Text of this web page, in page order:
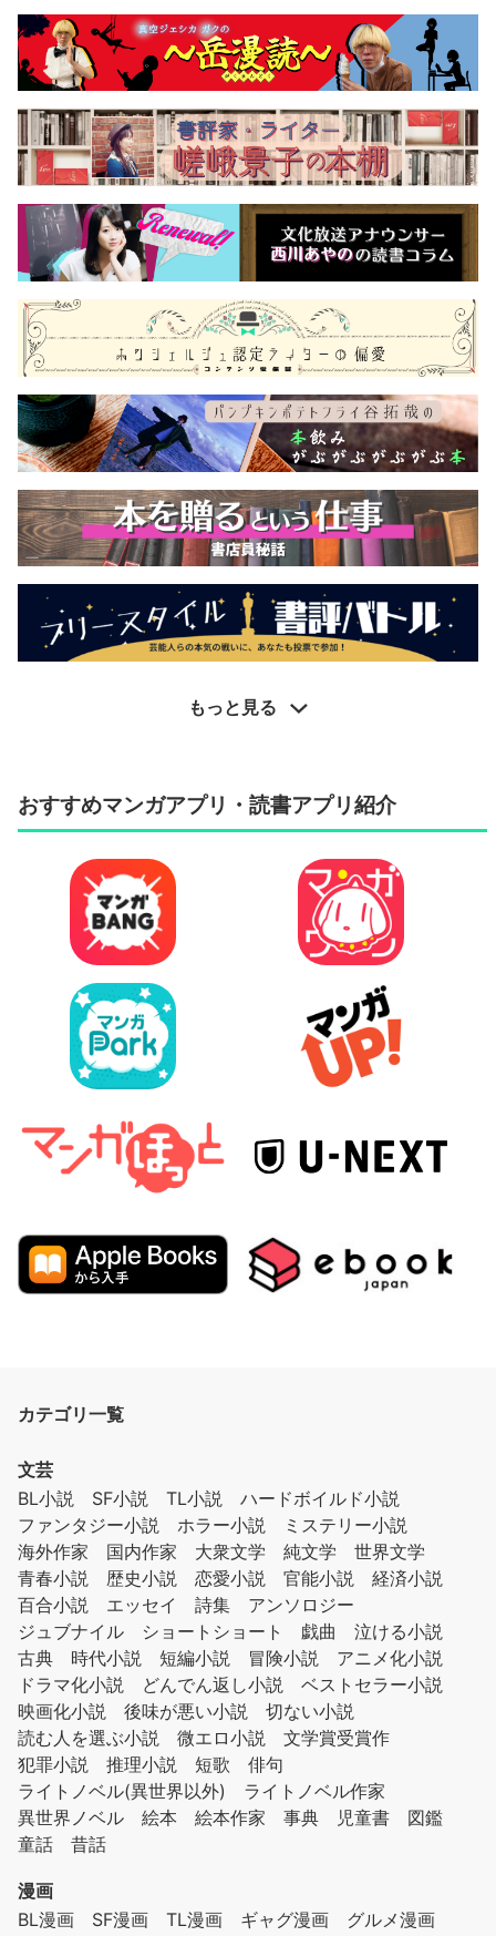
もっと見る
おすすめマンガアプリ・読書アプリ紹介
カテゴリ一覧
文芸
BL小説
SF小説 TL小説
ハードボイルド小説
ファンタジー小説
ホラー小説
ミステリー小説
海外作家
国内作家 大衆文学 純文学
世界文学
青春小説
歴史小説 恋愛小説 官能小説
経済小説
百合小説
エッセイ 詩集
アンソロジー
ジュブナイル
ショートショート 戯曲
泣ける小説
古典
時代小説 短編小説 冒険小説
アニメ化小説
ドラマ化小説
どんでん返し小説
ベストセラー小説
映画化小説
後味が悪い小説
切ない小説
読む人を選ぶ小説
微エロ小説
文学賞受賞作
犯罪小説
推理小説 短歌
俳句
ライトノベル(異世界以外)
ライトノベル作家
異世界ノベル
絵本 絵本作家 事典 児童書
図鑑
童話
昔話
漫画
BL漫画
SF漫画 TL漫画 ギャグ漫画
グルメ漫画